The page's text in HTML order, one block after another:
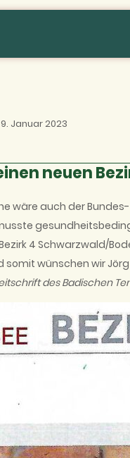
Januar 2023
neuen
wäre auch der
4 Schwarzwald/
somit wünschen wir
des Badischen